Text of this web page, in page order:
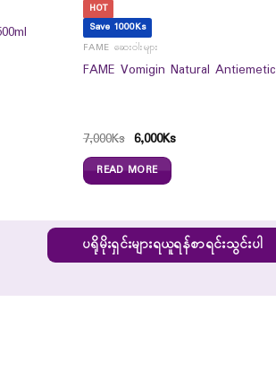
HOT
Save 1000Ks
FAME ဆေးဝါးများ
FAME Vomigin Natural Antiemetic
7,000Ks 6,000Ks
READ MORE
ပရိုမိုးရှင်းများရယူရန်စာရင်းသွင်းပါ